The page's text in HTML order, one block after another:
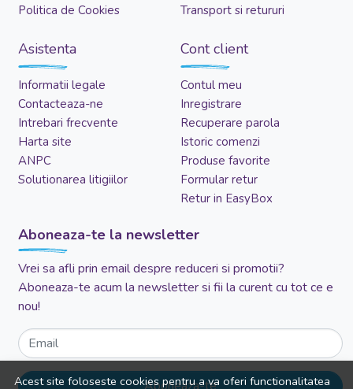
Acest site foloseste cookies pentru a va oferi functionalitatea
Politica de Cookies
Transport si retururi
Asistenta
Informatii legale
Contacteaza-ne
Intrebari frecvente
Harta site
ANPC
Solutionarea litigiilor
Cont client
Contul meu
Inregistrare
Recuperare parola
Istoric comenzi
Produse favorite
Formular retur
Retur in EasyBox
Aboneaza-te la newsletter
Vrei sa afli prin email despre reduceri si promotii?
Aboneaza-te acum la newsletter si fii la curent cu tot ce e
nou!
Email